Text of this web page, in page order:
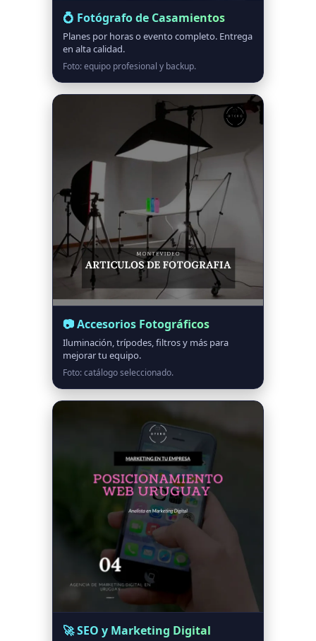
💍 Fotógrafo de Casamientos
Planes por horas o evento completo. Entrega
en alta calidad.
Foto: equipo profesional y backup.
📷 Accesorios Fotográficos
Iluminación, trípodes, filtros y más para
mejorar tu equipo.
Foto: catálogo seleccionado.
🚀 SEO y Marketing Digital